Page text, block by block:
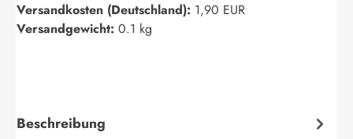
Versandkosten (Deutschland): 1,90 EUR
Versandgewicht: 0.1 kg
Beschreibung